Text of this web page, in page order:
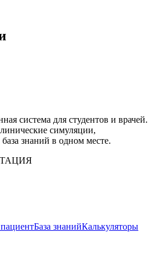
система для студентов и врачей.
симуляции,
знаний в одном месте.
База знанийКалькуляторы